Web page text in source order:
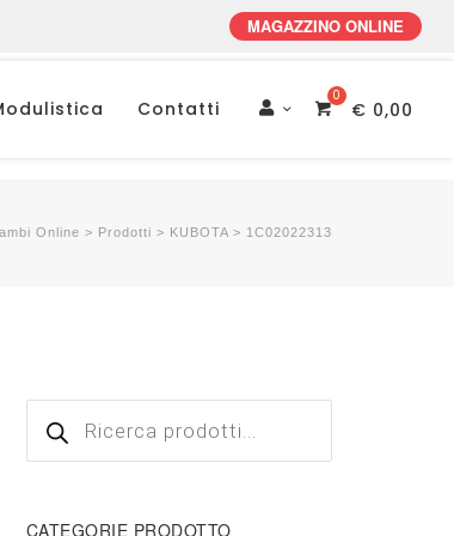
MAGAZZINO ONLINE
Contatti € 0,00
Online > Prodotti > KUBOTA > 1C02022313
Products
search
CATEGORIE PRODOTTO